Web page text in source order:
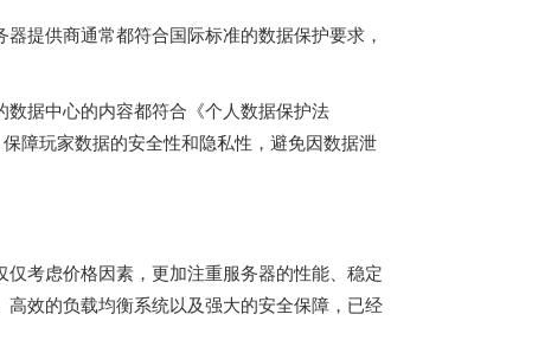
提供商通常都符合国际标准的数据保护要求，
据中心的内容都符合《个人数据保护法
障玩家数据的安全性和隐私性，避免因数据泄
考虑价格因素，更加注重服务器的性能、稳定
效的负载均衡系统以及强大的安全保障，已经